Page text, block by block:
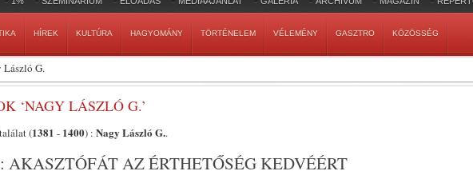
HÍREK KULTÚRA HAGYOMÁNY TÖRTÉNELEM VÉLEMÉNY GASZTRO KÖZÖSSÉG
László G.
‘NAGY LÁSZLÓ G.’
találat (1381 - 1400) : Nagy László G..
AKASZTÓFÁT AZ ÉRTHETŐSÉG KEDVÉÉRT